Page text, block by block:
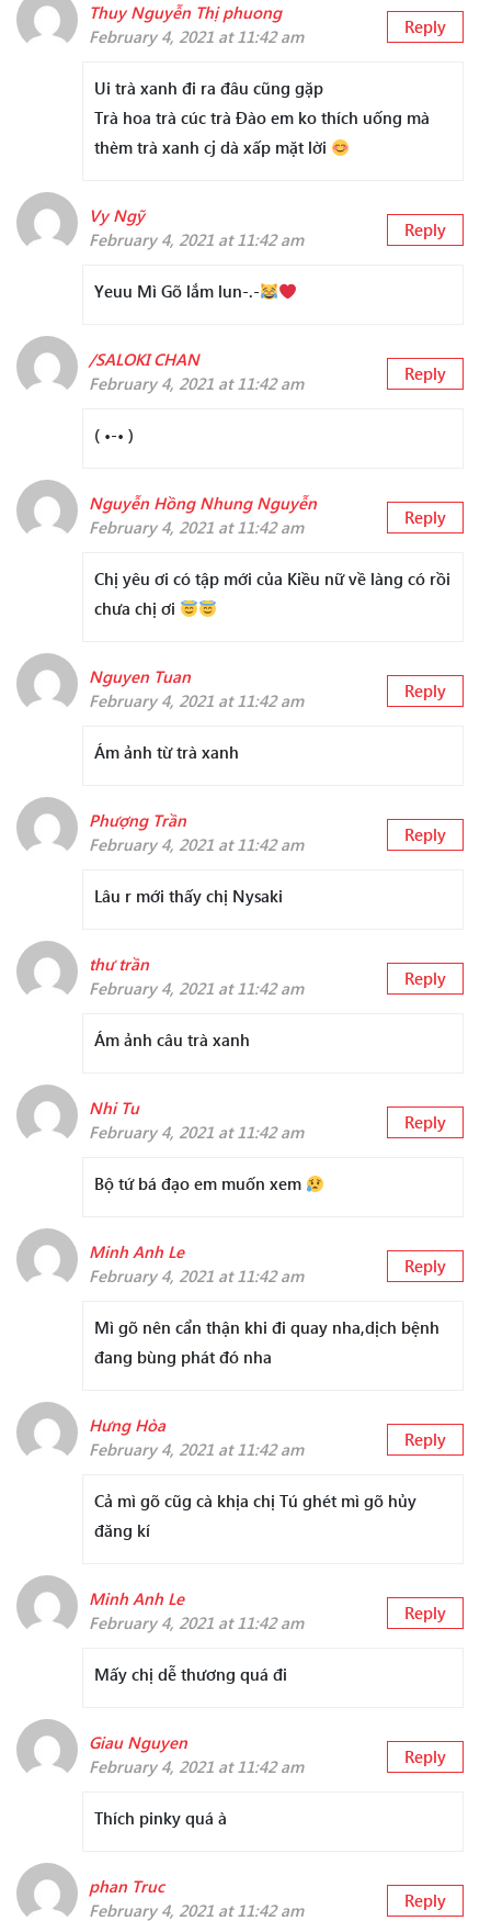
Thuy Nguyễn Thị phuong
February 4, 2021 at 11:42 am
Reply
Ui trà xanh đi ra đâu cũng gặp
Trà hoa trà cúc trà Đào em ko thích uống mà
thèm trà xanh cj dà xấp mặt lời
Vy Ngỹ
February 4, 2021 at 11:42 am
Reply
Yeuu Mì Gõ lắm lun-.-
/SALOKI CHAN
February 4, 2021 at 11:42 am
Reply
( •-• )
Nguyễn Hồng Nhung Nguyễn
February 4, 2021 at 11:42 am
Reply
Chị yêu ơi có tập mới của Kiều nữ về làng có rồi
chưa chị ơi
Nguyen Tuan
February 4, 2021 at 11:42 am
Reply
Ám ảnh từ trà xanh
Phượng Trần
February 4, 2021 at 11:42 am
Reply
Lâu r mới thấy chị Nysaki
thư trần
February 4, 2021 at 11:42 am
Reply
Ám ảnh câu trà xanh
Nhi Tu
February 4, 2021 at 11:42 am
Reply
Bộ tứ bá đạo em muốn xem
Minh Anh Le
February 4, 2021 at 11:42 am
Reply
Mì gõ nên cẩn thận khi đi quay nha,dịch bệnh
đang bùng phát đó nha
Hưng Hòa
February 4, 2021 at 11:42 am
Reply
Cả mì gõ cũg cà khịa chị Tú ghét mì gõ hủy
đăng kí
Minh Anh Le
February 4, 2021 at 11:42 am
Reply
Mấy chị dễ thương quá đi
Giau Nguyen
February 4, 2021 at 11:42 am
Reply
Thích pinky quá à
phan Truc
February 4, 2021 at 11:42 am
Reply